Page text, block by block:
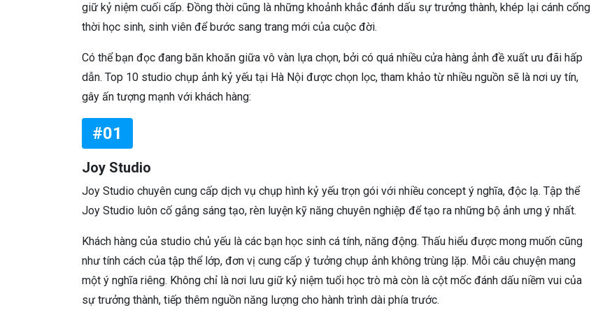
giữ kỷ niệm cuối cấp. Đồng thời cũng là những khoảnh khắc đánh dấu sự trưởng thành, khép lại cánh cổng
thời học sinh, sinh viên để bước sang trang mới của cuộc đời.
Có thể bạn đọc đang băn khoăn giữa vô vàn lựa chọn, bởi có quá nhiều cửa hàng ảnh đề xuất ưu đãi hấp
dẫn. Top 10 studio chụp ảnh kỷ yếu tại Hà Nội được chọn lọc, tham khảo từ nhiều nguồn sẽ là nơi uy tín,
gây ấn tượng mạnh với khách hàng:
#01
Joy Studio
Joy Studio chuyên cung cấp dịch vụ chụp hình kỷ yếu trọn gói với nhiều concept ý nghĩa, độc lạ. Tập thể
Joy Studio luôn cố gắng sáng tạo, rèn luyện kỹ năng chuyên nghiệp để tạo ra những bộ ảnh ưng ý nhất.
Khách hàng của studio chủ yếu là các bạn học sinh cá tính, năng động. Thấu hiểu được mong muốn cũng
như tính cách của tập thể lớp, đơn vị cung cấp ý tưởng chụp ảnh không trùng lặp. Mỗi câu chuyện mang
một ý nghĩa riêng. Không chỉ là nơi lưu giữ kỷ niệm tuổi học trò mà còn là cột mốc đánh dấu niềm vui của
sự trưởng thành, tiếp thêm nguồn năng lượng cho hành trình dài phía trước.